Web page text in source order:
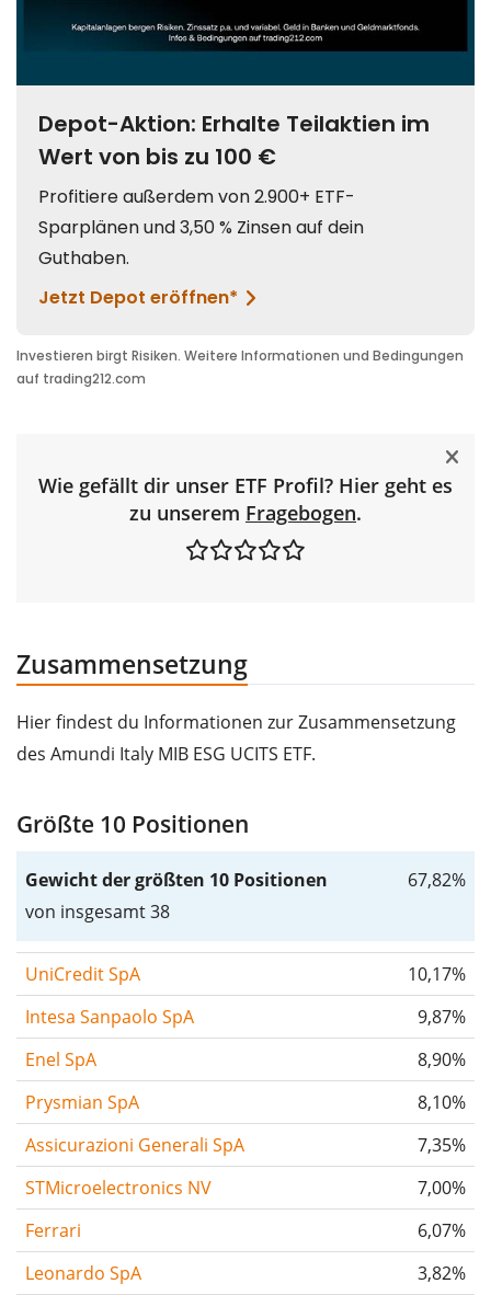
Wie gefällt dir unser ETF Profil? Hier geht es
zu unserem Fragebogen.
Zusammensetzung
Hier findest du Informationen zur Zusammensetzung
des Amundi Italy MIB ESG UCITS ETF.
Größte 10 Positionen
Gewicht der größten 10 Positionen
von insgesamt 38
67,82%
UniCredit SpA
10,17%
Intesa Sanpaolo SpA
9,87%
Enel SpA
8,90%
Prysmian SpA
8,10%
Assicurazioni Generali SpA
7,35%
STMicroelectronics NV
7,00%
Ferrari
6,07%
Leonardo SpA
3,82%